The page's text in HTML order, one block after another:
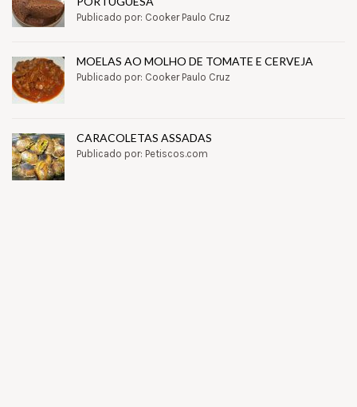
Publicado por: Cooker Paulo Cruz
MOELAS AO MOLHO DE TOMATE E CERVEJA
Publicado por: Cooker Paulo Cruz
CARACOLETAS ASSADAS
Publicado por: Petiscos.com